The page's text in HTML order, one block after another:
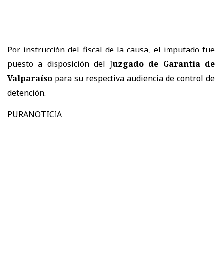
Por instrucción del fiscal de la causa, el imputado fue
puesto a disposición delJuzgado de Garantía de
Valparaíso para su respectiva audiencia de control de
detención.
PURANOTICIA